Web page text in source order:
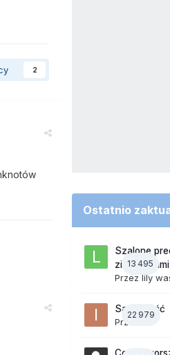
2
Ostatnio
13 495
Szalone
ziemniakami
Przez lily
22 979
Samotność
Przez
Co jest